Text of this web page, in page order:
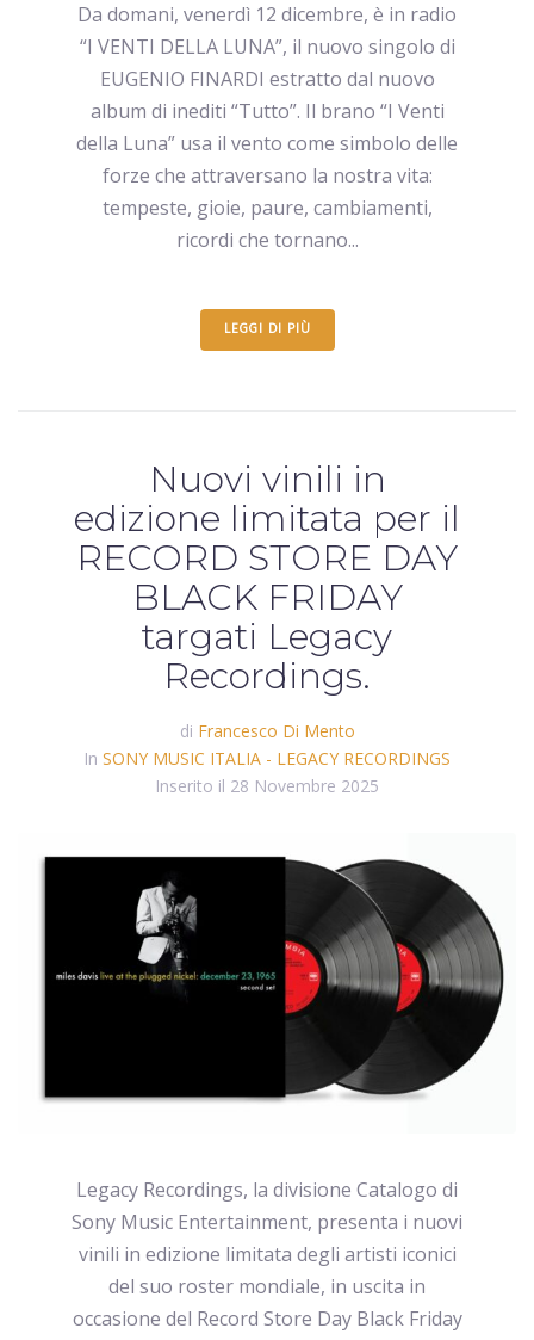
Da domani, venerdì 12 dicembre, è in radio
“I VENTI DELLA LUNA”, il nuovo singolo di
EUGENIO FINARDI estratto dal nuovo
album di inediti “Tutto”. Il brano “I Venti
della Luna” usa il vento come simbolo delle
forze che attraversano la nostra vita:
tempeste, gioie, paure, cambiamenti,
ricordi che tornano...
LEGGI DI PIÙ
Nuovi vinili in
edizione limitata per il
RECORD STORE DAY
BLACK FRIDAY
targati Legacy
Recordings.
di Francesco Di Mento
In SONY MUSIC ITALIA - LEGACY RECORDINGS
Inserito il 28 Novembre 2025
Legacy Recordings, la divisione Catalogo di
Sony Music Entertainment, presenta i nuovi
vinili in edizione limitata degli artisti iconici
del suo roster mondiale, in uscita in
occasione del Record Store Day Black Friday